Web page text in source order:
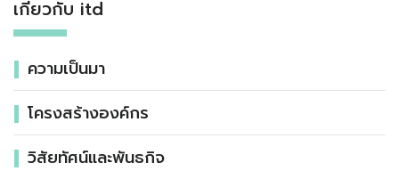
เกี่ยวกับ itd
ความเป็นมา
โครงสร้างองค์กร
วิสัยทัศน์และพันธกิจ